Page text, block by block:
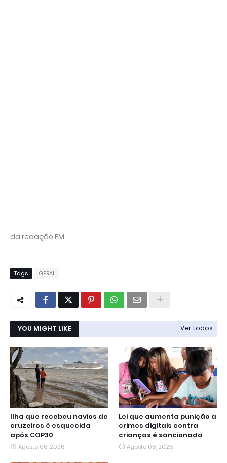
da redação FM
Tags GERAL
YOU MIGHT LIKE Ver todos
Ilha que recebeu navios de
cruzeiros é esquecida
após COP30
Agosto 08, 2026
Lei que aumenta punição a
crimes digitais contra
crianças é sancionada
Agosto 08, 2026